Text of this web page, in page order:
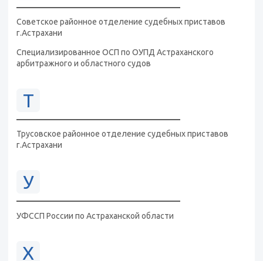
Советское районное отделение судебных приставов
г.Астрахани
Специализированное ОСП по ОУПД Астраханского
арбитражного и областного судов
Т
Трусовское районное отделение судебных приставов
г.Астрахани
У
УФССП России по Астраханской области
Х